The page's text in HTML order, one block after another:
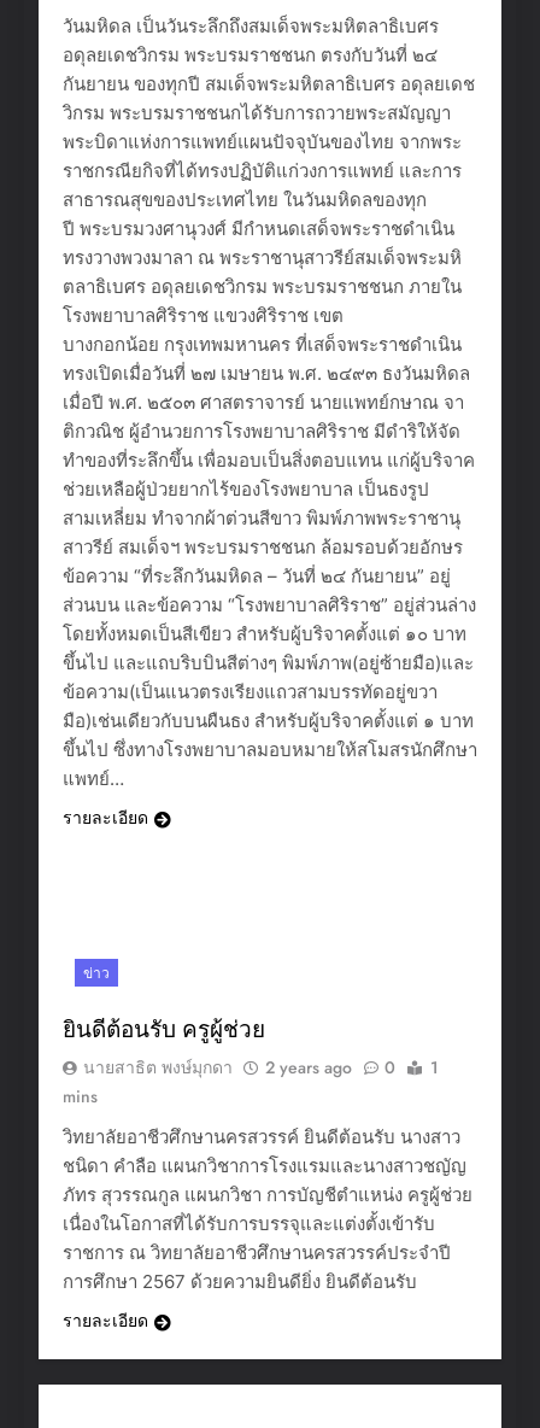
วันมหิดล เป็นวันระลึกถึงสมเด็จพระมหิตลาธิเบศร
อดุลยเดชวิกรม พระบรมราชชนก ตรงกับวันที่ ๒๔
กันยายน ของทุกปี สมเด็จพระมหิตลาธิเบศร อดุลยเดช
วิกรม พระบรมราชชนกได้รับการถวายพระสมัญญา
พระบิดาแห่งการแพทย์แผนปัจจุบันของไทย จากพระ
ราชกรณียกิจที่ได้ทรงปฏิบัติแก่วงการแพทย์ และการ
สาธารณสุขของประเทศไทย ในวันมหิดลของทุก
ปี พระบรมวงศานุวงศ์ มีกำหนดเสด็จพระราชดำเนิน
ทรงวางพวงมาลา ณ พระราชานุสาวรีย์สมเด็จพระมหิ
ตลาธิเบศร อดุลยเดชวิกรม พระบรมราชชนก ภายใน
โรงพยาบาลศิริราช แขวงศิริราช เขต
บางกอกน้อย กรุงเทพมหานคร ที่เสด็จพระราชดำเนิน
ทรงเปิดเมื่อวันที่ ๒๗ เมษายน พ.ศ. ๒๔๙๓ ธงวันมหิดล
เมื่อปี พ.ศ. ๒๕๐๓ ศาสตราจารย์ นายแพทย์กษาณ จา
ติกวณิช ผู้อำนวยการโรงพยาบาลศิริราช มีดำริให้จัด
ทำของที่ระลึกขึ้น เพื่อมอบเป็นสิ่งตอบแทน แก่ผู้บริจาค
ช่วยเหลือผู้ป่วยยากไร้ของโรงพยาบาล เป็นธงรูป
สามเหลี่ยม ทำจากผ้าต่วนสีขาว พิมพ์ภาพพระราชานุ
สาวรีย์ สมเด็จฯ พระบรมราชชนก ล้อมรอบด้วยอักษร
ข้อความ “ที่ระลึกวันมหิดล – วันที่ ๒๔ กันยายน” อยู่
ส่วนบน และข้อความ “โรงพยาบาลศิริราช” อยู่ส่วนล่าง
โดยทั้งหมดเป็นสีเขียว สำหรับผู้บริจาคตั้งแต่ ๑๐ บาท
ขึ้นไป และแถบริบบินสีต่างๆ พิมพ์ภาพ(อยู่ซ้ายมือ)และ
ข้อความ(เป็นแนวตรงเรียงแถวสามบรรทัดอยู่ขวา
มือ)เช่นเดียวกับบนผืนธง สำหรับผู้บริจาคตั้งแต่ ๑ บาท
ขึ้นไป ซึ่งทางโรงพยาบาลมอบหมายให้สโมสรนักศึกษา
แพทย์…
รายละเอียด
ข่าว
ยินดีต้อนรับ ครูผู้ช่วย
นายสาธิต พงษ์มุกดา 2 years ago 0
1
mins
วิทยาลัยอาชีวศึกษานครสวรรค์ ยินดีต้อนรับ นางสาว
ชนิดา คำลือ แผนกวิชาการโรงแรมและนางสาวชญัญ
ภัทร สุวรรณกูล แผนกวิชา การบัญชีตำแหน่ง ครูผู้ช่วย
เนื่องในโอกาสที่ได้รับการบรรจุและแต่งตั้งเข้ารับ
ราชการ ณ วิทยาลัยอาชีวศึกษานครสวรรค์ประจำปี
การศึกษา 2567 ด้วยความยินดียิ่ง ยินดีต้อนรับ
รายละเอียด